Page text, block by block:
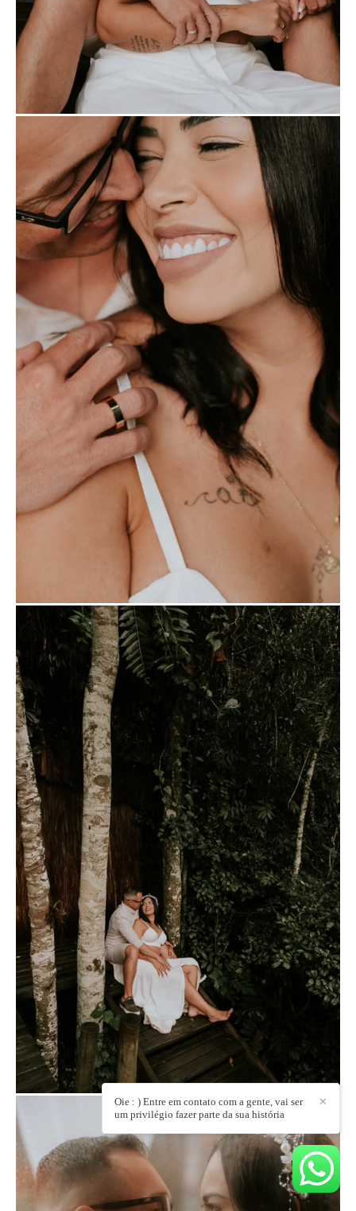
✕
Oie : ) Entre em contato com a gente, vai ser
um privilégio fazer parte da sua história